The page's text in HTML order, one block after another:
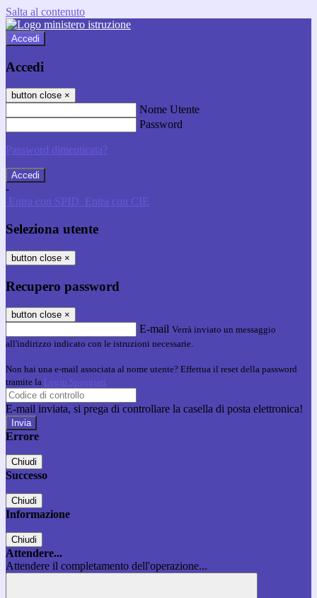
Salta al contenuto
Accedi
Accedi
button close ×
Nome Utente
Password
Password dimenticata?
-
Entra con SPID Entra con CIE
Seleziona utente
button close ×
Recupero password
button close ×
E-mail Verrà inviato un messaggio
all'indirizzo indicato con le istruzioni necessarie.
Non hai una e-mail associata al nome utente? Effettua il reset della password
tramite la Login Spaggiari
E-mail inviata, si prega di controllare la casella di posta elettronica!
Errore
Chiudi
Successo
Chiudi
Informazione
Chiudi
Attendere...
Attendere il completamento dell'operazione...